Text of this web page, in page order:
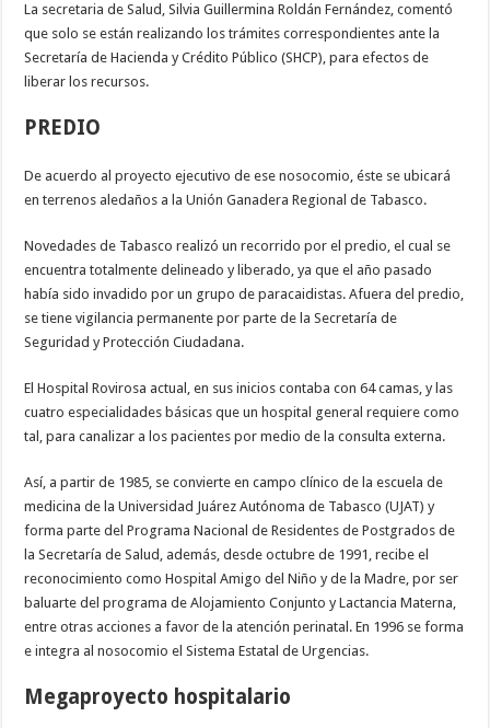
La secretaria de Salud, Silvia Guillermina Roldán Fernández, comentó
que solo se están realizando los trámites correspondientes ante la
Secretaría de Hacienda y Crédito Público (SHCP), para efectos de
liberar los recursos.
PREDIO
De acuerdo al proyecto ejecutivo de ese nosocomio, éste se ubicará
en terrenos aledaños a la Unión Ganadera Regional de Tabasco.
Novedades de Tabasco realizó un recorrido por el predio, el cual se
encuentra totalmente delineado y liberado, ya que el año pasado
había sido invadido por un grupo de paracaidistas. Afuera del predio,
se tiene vigilancia permanente por parte de la Secretaría de
Seguridad y Protección Ciudadana.
El Hospital Rovirosa actual, en sus inicios contaba con 64 camas, y las
cuatro especialidades básicas que un hospital general requiere como
tal, para canalizar a los pacientes por medio de la consulta externa.
Así, a partir de 1985, se convierte en campo clínico de la escuela de
medicina de la Universidad Juárez Autónoma de Tabasco (UJAT) y
forma parte del Programa Nacional de Residentes de Postgrados de
la Secretaría de Salud, además, desde octubre de 1991, recibe el
reconocimiento como Hospital Amigo del Niño y de la Madre, por ser
baluarte del programa de Alojamiento Conjunto y Lactancia Materna,
entre otras acciones a favor de la atención perinatal. En 1996 se forma
e integra al nosocomio el Sistema Estatal de Urgencias.
Megaproyecto hospitalario